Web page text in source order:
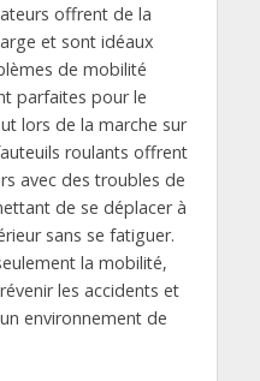
offrent de la
et sont idéaux
de mobilité
parfaites pour le
lors de la marche sur
roulants offrent
avec des troubles de
de se déplacer à
sans se fatiguer.
la mobilité,
les accidents et
environnement de